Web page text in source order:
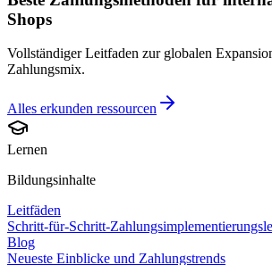
Shops
Vollständiger Leitfaden zur globalen
Zahlungsmix.
Alles erkunden ressourcen
Lernen
Bildungsinhalte
Leitfäden
Schritt-für-Schritt-
Blog
Neueste Einblicke und Zahlungstrends